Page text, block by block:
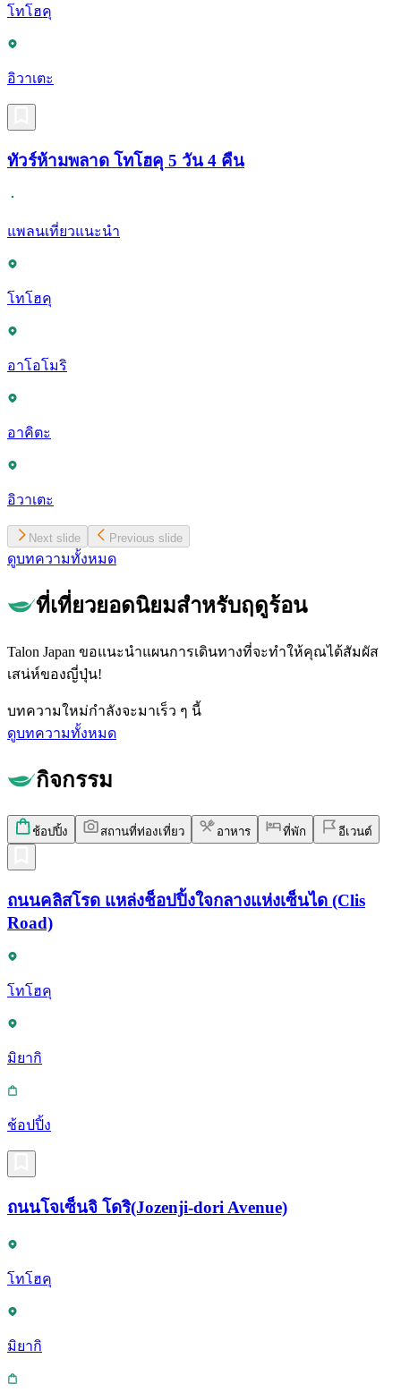
โทโฮคุ
อิวาเตะ
ทัวร์ห้ามพลาด โทโฮคุ 5 วัน 4 คืน
แพลนเที่ยวแนะนำ
โทโฮคุ
อาโอโมริ
อาคิตะ
อิวาเตะ
Next slide Previous slide
ดูบทความทั้งหมด
ที่เที่ยวยอดนิยมสำหรับฤดูร้อน
Talon Japan ขอแนะนำแผนการเดินทางที่จะทำให้คุณได้สัมผัส
เสน่ห์ของญี่ปุ่น!
บทความใหม่กำลังจะมาเร็ว ๆ นี้
ดูบทความทั้งหมด
กิจกรรม
ช้อปปิ้ง สถานที่ท่องเที่ยว อาหาร ที่พัก อีเวนต์
ถนนคลิสโรด แหล่งช็อปปิ้งใจกลางแห่งเซ็นได (Clis
Road)
โทโฮคุ
มิยากิ
ช้อปปิ้ง
ถนนโจเซ็นจิ โดริ(Jozenji-dori Avenue)
โทโฮคุ
มิยากิ